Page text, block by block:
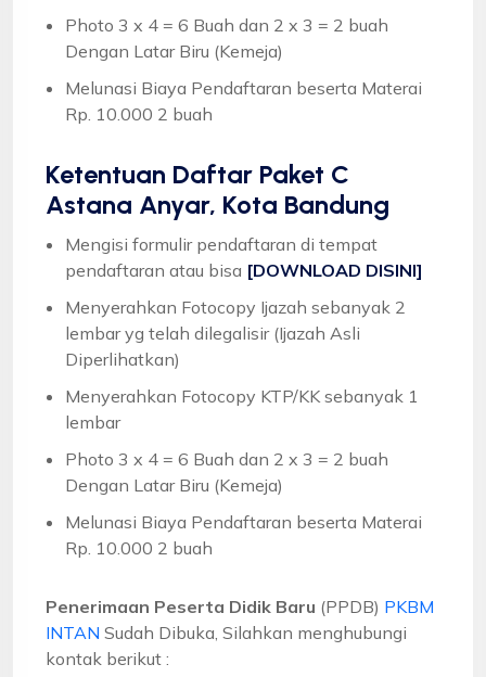
Photo 3 x 4 = 6 Buah dan 2 x 3 = 2 buah
Dengan Latar Biru (Kemeja)
Melunasi Biaya Pendaftaran beserta Materai
Rp. 10.000 2 buah
Ketentuan Daftar Paket C
Astana Anyar, Kota Bandung
Mengisi formulir pendaftaran di tempat
pendaftaran atau bisa [DOWNLOAD DISINI]
Menyerahkan Fotocopy Ijazah sebanyak 2
lembar yg telah dilegalisir (Ijazah Asli
Diperlihatkan)
Menyerahkan Fotocopy KTP/KK sebanyak 1
lembar
Photo 3 x 4 = 6 Buah dan 2 x 3 = 2 buah
Dengan Latar Biru (Kemeja)
Melunasi Biaya Pendaftaran beserta Materai
Rp. 10.000 2 buah
Penerimaan Peserta Didik Baru (PPDB) PKBM
INTAN Sudah Dibuka, Silahkan menghubungi
kontak berikut :